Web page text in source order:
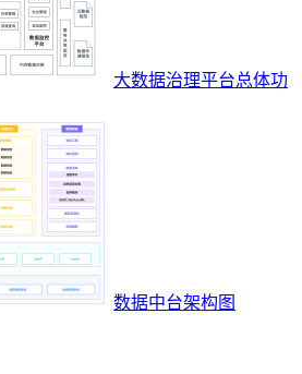
大数据治理平台总体功
数据中台架构图